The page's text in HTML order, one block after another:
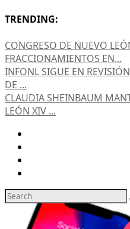
TRENDING:
CONGRESO DE NUEVO
FRACCIONAMIENTOS EN...
INFONL SIGUE EN
DE ...
CLAUDIA SHEINBAUM
LEÓN XIV ...